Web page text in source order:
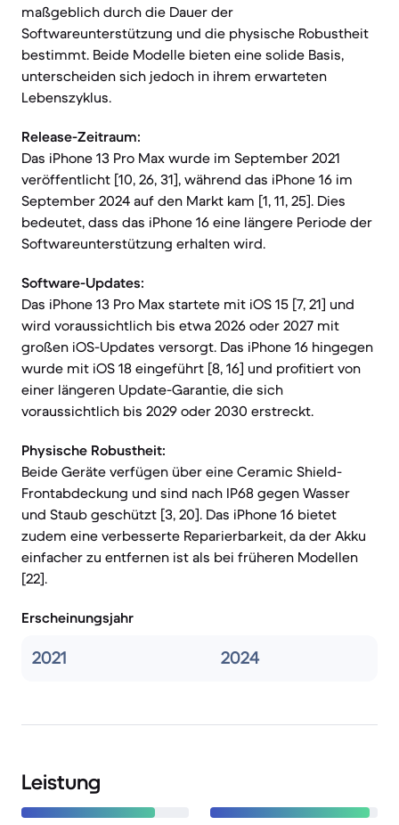
maßgeblich durch die Dauer der
Softwareunterstützung und die physische Robustheit
bestimmt. Beide Modelle bieten eine solide Basis,
unterscheiden sich jedoch in ihrem erwarteten
Lebenszyklus.
Release-Zeitraum:
Das iPhone 13 Pro Max wurde im September 2021
veröffentlicht [10, 26, 31], während das iPhone 16 im
September 2024 auf den Markt kam [1, 11, 25]. Dies
bedeutet, dass das iPhone 16 eine längere Periode der
Softwareunterstützung erhalten wird.
Software-Updates:
Das iPhone 13 Pro Max startete mit iOS 15 [7, 21] und
wird voraussichtlich bis etwa 2026 oder 2027 mit
großen iOS-Updates versorgt. Das iPhone 16 hingegen
wurde mit iOS 18 eingeführt [8, 16] und profitiert von
einer längeren Update-Garantie, die sich
voraussichtlich bis 2029 oder 2030 erstreckt.
Physische Robustheit:
Beide Geräte verfügen über eine Ceramic Shield-
Frontabdeckung und sind nach IP68 gegen Wasser
und Staub geschützt [3, 20]. Das iPhone 16 bietet
zudem eine verbesserte Reparierbarkeit, da der Akku
einfacher zu entfernen ist als bei früheren Modellen
[22].
Erscheinungsjahr
2021 2024
Leistung